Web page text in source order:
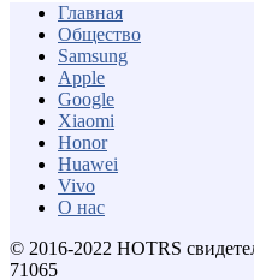
Главная
Общество
Samsung
Apple
Google
Xiaomi
Honor
Huawei
Vivo
О нас
© 2016-2022 HOTRS
71065